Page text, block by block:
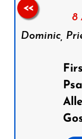
8
Dominic,
<<